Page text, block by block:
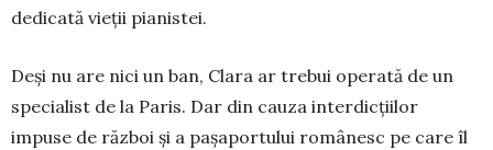
dedicată vieții pianistei.
Deși nu are nici un ban, Clara ar trebui operată de un
specialist de la Paris. Dar din cauza inter­dic­țiilor
impuse de război și a pașaportului românesc pe care îl